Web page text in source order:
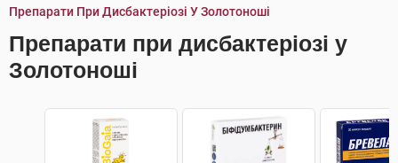
Препарати При Дисбактеріозі У Золотоноші
Препарати при дисбактеріозі у
Золотоноші